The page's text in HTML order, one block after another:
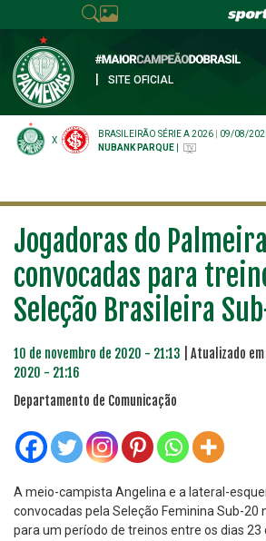
SITE OFICIAL
X
BRASILEIRÃO SÉRIE A 2026 09/08/
NUBANK PARQUE
Jogadoras do
convocadas para
Seleção Brasileira
10 de novembro de 2020 - 21:13 | Atualizado em
2020 - 21:16
Departamento de Comunicação
A meio-campista Angelina e a lateral-
convocadas pela Seleção Feminina Sub-
para um período de treinos entre os dias 23